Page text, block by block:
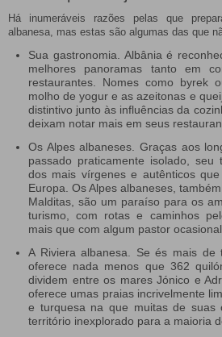
Há inumeráveis razões pelas que
albanesa, mas estas são algumas das que
Sua gastronomia. Albânia é
melhores panoramas tanto em
restaurantes. Nomes como byrek
molho de yogur e as azeitonas e
distintivo junto às influências da
deixam notar mais em seus
Os Alpes albaneses. Graças aos
passado praticamente isolado,
dos mais vírgenes e autênticos
Europa. Os Alpes albaneses,
Malditas, são um paraíso para os
turismo, com rotas e caminhos
mais que com algum pastor ocasional.
A Riviera albanesa. Se és mais de
oferece nada menos que 362
dividem entre os mares Jónico e
oferece umas praias incrivelmente
e turquesa na que muitas de suas
território inexplorado para a maioria